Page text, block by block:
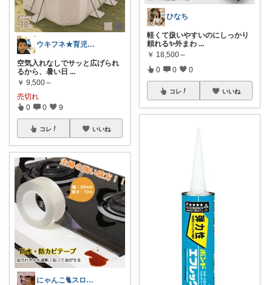
ウキフネ★育児・子育てが楽になるアイテム
空気入れなしでサッと広げられ
るから、暑い日 ...
￥ 9,500～
売切れ
0 0 9
コレ いいね
にゃんこ🐈スローです🐢💦
ひなち
軽くて扱いやすいのにしっかり
頼れる✨外まわ ...
￥ 18,500～
0 0 0
コレ いいね